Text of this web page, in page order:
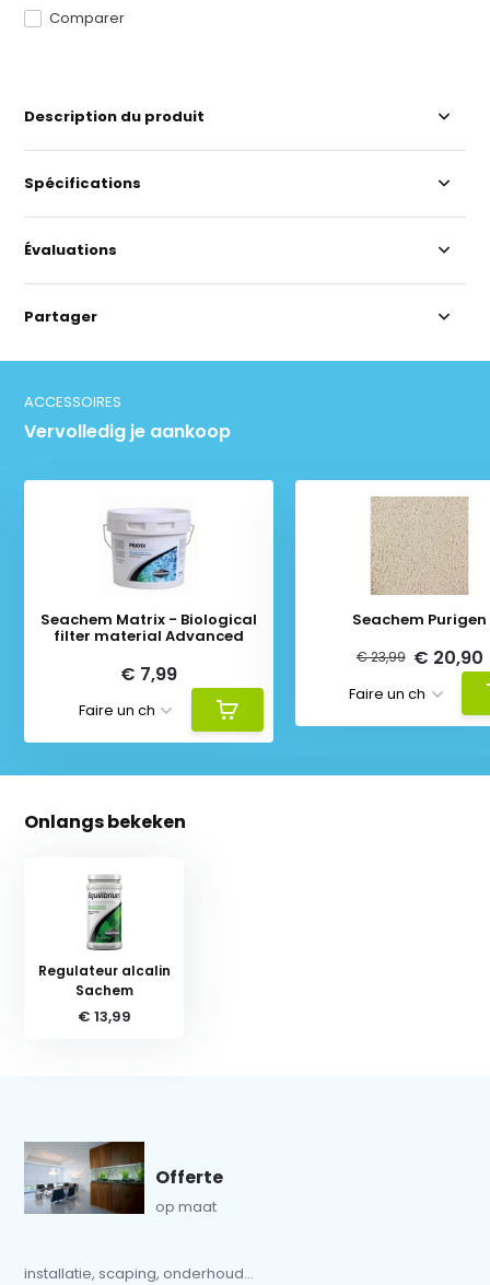
Comparer
Description du produit
Spécifications
Évaluations
Partager
ACCESSOIRES
Vervolledig je aankoop
Seachem Matrix - Biological
filter material Advanced
€ 7,99
Seachem Purigen
€ 23,99 € 20,90
Onlangs bekeken
Regulateur alcalin
Sachem
€ 13,99
Offerte
op maat
installatie, scaping, onderhoud...